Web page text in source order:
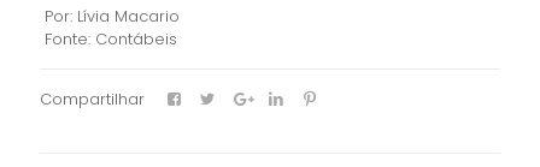
Por: Lívia Macario
Fonte: Contábeis
Compartilhar